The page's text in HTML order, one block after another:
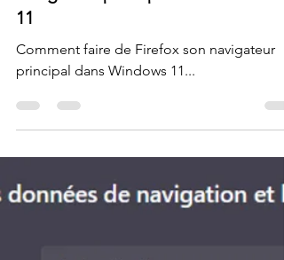
14 avr. 2025
1 min de lecture
Comment faire de Firefox son
navigateur principal dans Windows
11
Comment faire de Firefox son navigateur
principal dans Windows 11...